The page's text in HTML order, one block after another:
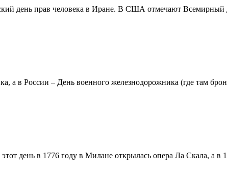
день прав человека в Иране. В США отмечают Всемирный
а в России – День военного железнодорожника (где там
день в 1776 году в Милане открылась опера Ла Скала, а в